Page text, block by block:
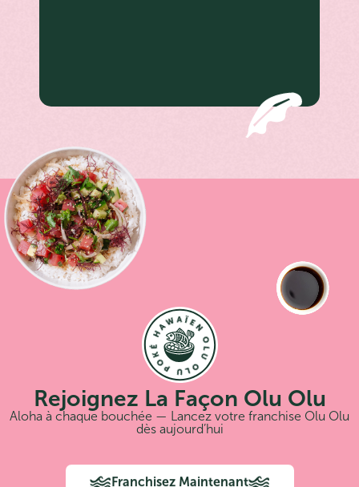
Rejoignez La Façon Olu Olu
Aloha à chaque bouchée — Lancez votre franchise Olu Olu
dès aujourd’hui
Franchisez Maintenant